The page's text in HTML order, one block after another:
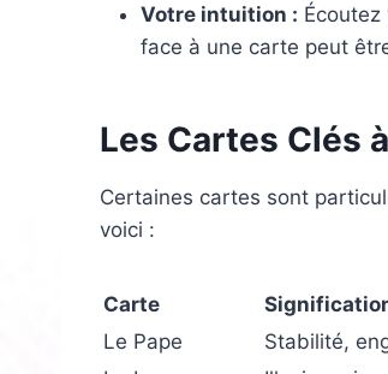
Votre intuition :
face à une carte peut
Les Cartes Clés
Certaines cartes sont
voici :
Carte
Le Pape
Stabilité,